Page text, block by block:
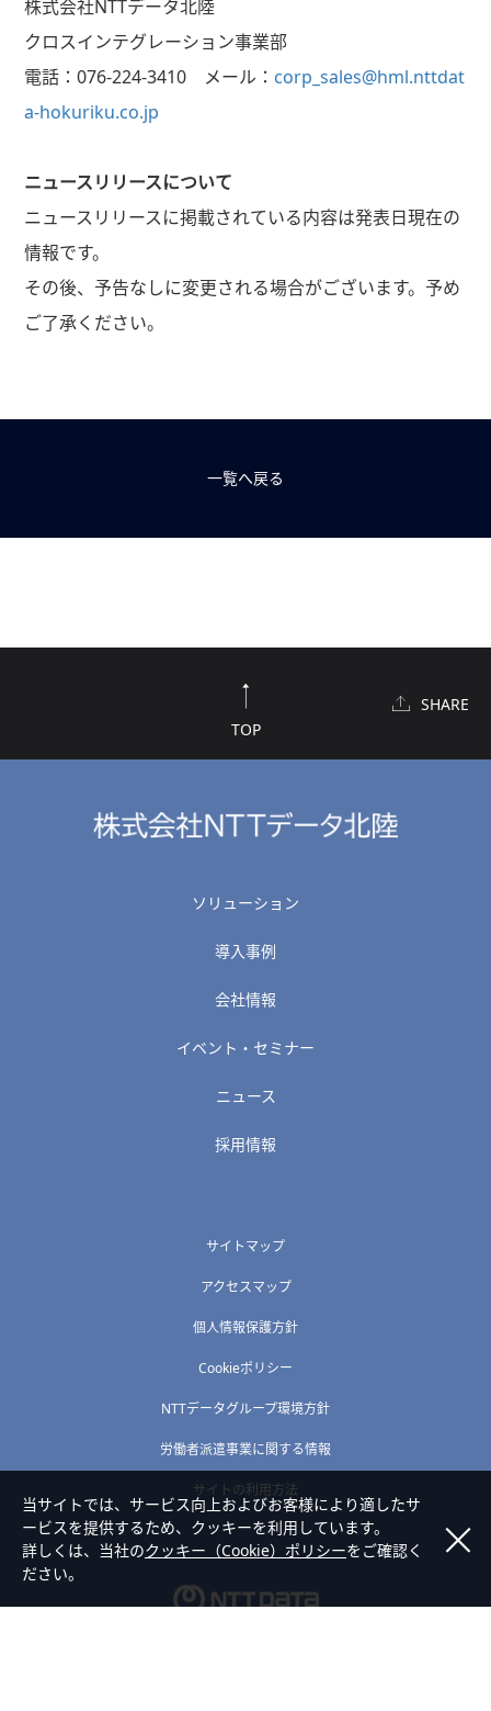
株式会社NTTデータ北陸
クロスインテグレーション事業部
電話： 076-224-3410メール： corp_sales@hml.nttdat
a-hokuriku.co.jp
ニュースリリースについて
ニュースリリースに掲載されている内容は発表日現在の
情報です。
その後、予告なしに変更される場合がございます。予め
ご了承ください。
一覧へ戻る
TOP
SHARE
ソリューション
導入事例
会社情報
イベント・セミナー
ニュース
採用情報
サイトマップ
アクセスマップ
個人情報保護方針
Cookieポリシー
NTTデータグループ環境方針
労働者派遣事業に関する情報
サイトの利用方法
当サイトでは、サービス向上およびお客様により適したサ
ービスを提供するため、クッキーを利用しています。
詳しくは、当社のクッキー（Cookie）ポリシーをご確認く
ださい。